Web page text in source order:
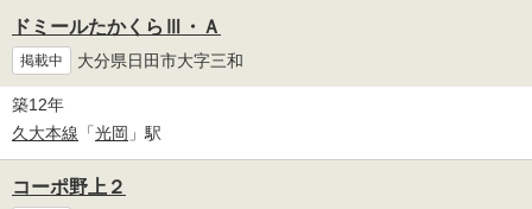
ドミールたかくらⅢ・Ａ
掲載中 大分県日田市大字三和
築12年
久大本線 「光岡 」駅
コーポ野上２